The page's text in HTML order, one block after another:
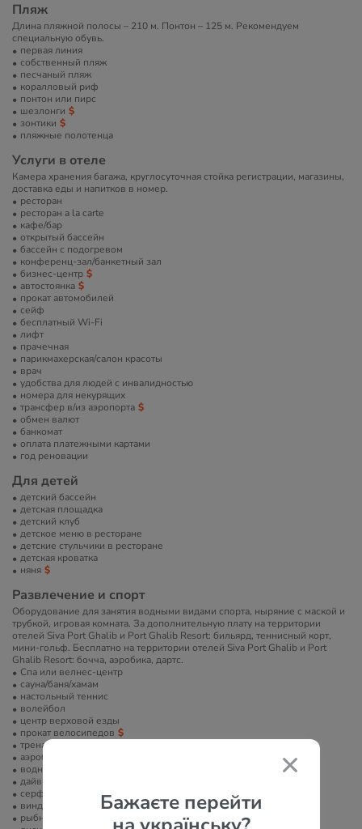
Бажаєте перейти
Пляж
Длина пляжной полосы – 210 м. Понтон – 125 м. Рекомендуем
специальную обувь.
первая линия
собственный пляж
песчаный пляж
коралловый риф
понтон или пирс
шезлонги
зонтики
пляжные полотенца
Услуги в отеле
Камера хранения багажа, круглосуточная стойка регистрации, магазины,
доставка еды и напитков в номер.
ресторан
ресторан a la carte
кафе/бар
открытый бассейн
бассейн с подогревом
конференц-зал/банкетный зал
бизнес-центр
автостоянка
прокат автомобилей
сейф
бесплатный Wi-Fi
лифт
прачечная
парикмахерская/салон красоты
врач
удобства для людей с инвалидностью
номера для некурящих
трансфер в/из аэропорта
обмен валют
банкомат
оплата платежными картами
год реновации
Для детей
детский бассейн
детская площадка
детский клуб
детское меню в ресторане
детские стульчики в ресторане
детская кроватка
няня
Развлечение и спорт
Оборудование для занятия водными видами спорта, ныряние с маской и
трубкой, игровая комната. За дополнительную плату на территории
отелей Siva Port Ghalib и Port Ghalib Resort: бильярд, теннисный корт,
мини-гольф. Бесплатно на территории отелей Siva Port Ghalib и Port
Ghalib Resort: бочча, аэробика, дартс.
Спа или велнес-центр
сауна/баня/хамам
настольный теннис
волейбол
центр верховой езды
прокат велосипедов
тренажерный зал
аэробика
водные развлечения
дайвинг
серфинг
виндсерфинг
рыбная ловля